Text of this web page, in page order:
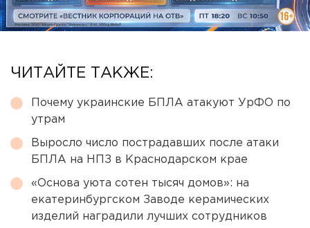
ЧИТАЙТЕ ТАКЖЕ:
Почему украинские БПЛА атакуют УрФО по
утрам
Выросло число пострадавших после атаки
БПЛА на НПЗ в Краснодарском крае
«Основа уюта сотен тысяч домов»: на
екатеринбургском Заводе керамических
изделий наградили лучших сотрудников